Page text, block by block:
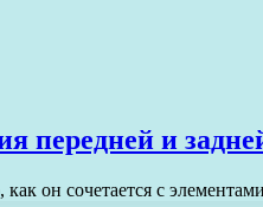
передней и
он сочетается с